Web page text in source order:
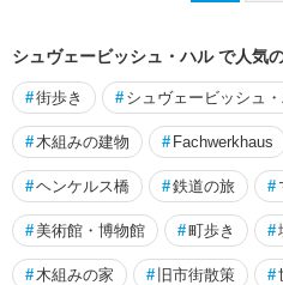
ク
ハ
ン
ブ
ル
ク
州
シュヴェービッシュ・ハル で人気
#街歩き # シュヴェービッシュ
# 木組みの建物 # Fachwerkhaus
#ヘンケルス橋 #鉄道の旅 #
#美術館・博物館 #町歩き #
# 木組みの家 # 旧市街散策 #